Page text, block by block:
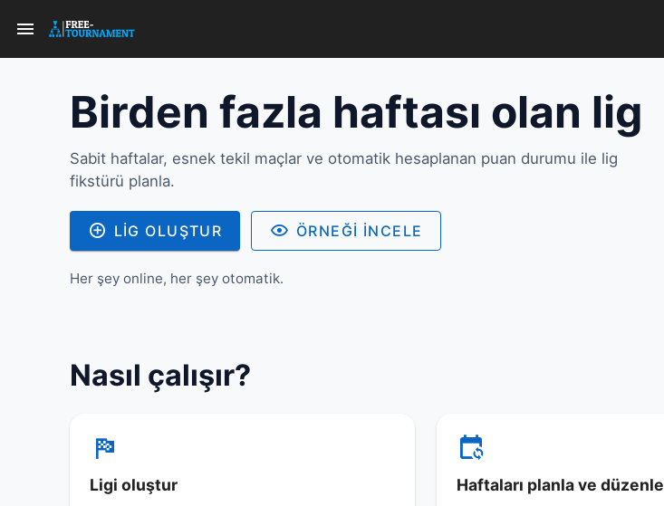
Birden fazla haftası olan lig
Sabit haftalar, esnek tekil maçlar ve otomatik hesaplanan puan durumu ile lig
fikstürü planla.
LIG OLUŞTUR ÖRNEĞI INCELE
Her şey online, her şey otomatik.
Nasıl çalışır?
Ligi oluştur Haftaları planla ve düzenle